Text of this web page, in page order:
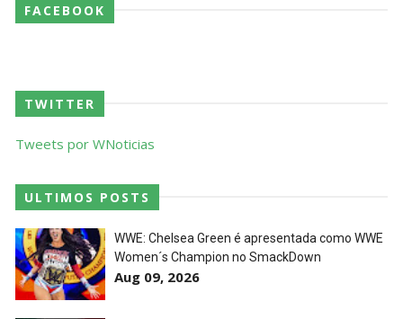
FACEBOOK
TWITTER
Tweets por WNoticias
ULTIMOS POSTS
WWE: Chelsea Green é apresentada como WWE
Women´s Champion no SmackDown
Aug 09, 2026